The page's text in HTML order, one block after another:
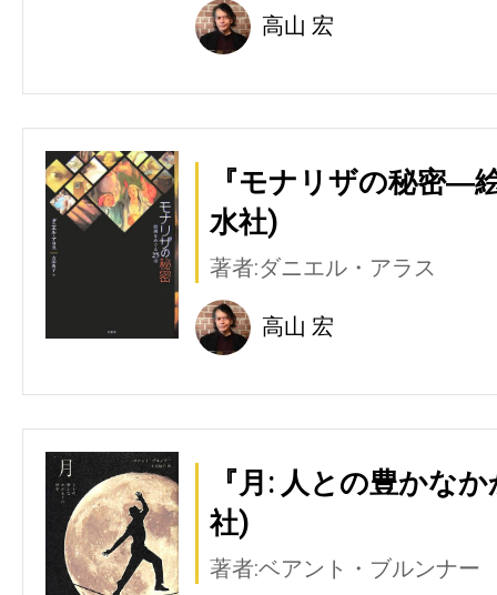
高山 宏
『モナリザの秘密―
水社)
著者:ダニエル・アラス
高山 宏
『月: 人との豊かな
社)
著者:ベアント・ブルンナー